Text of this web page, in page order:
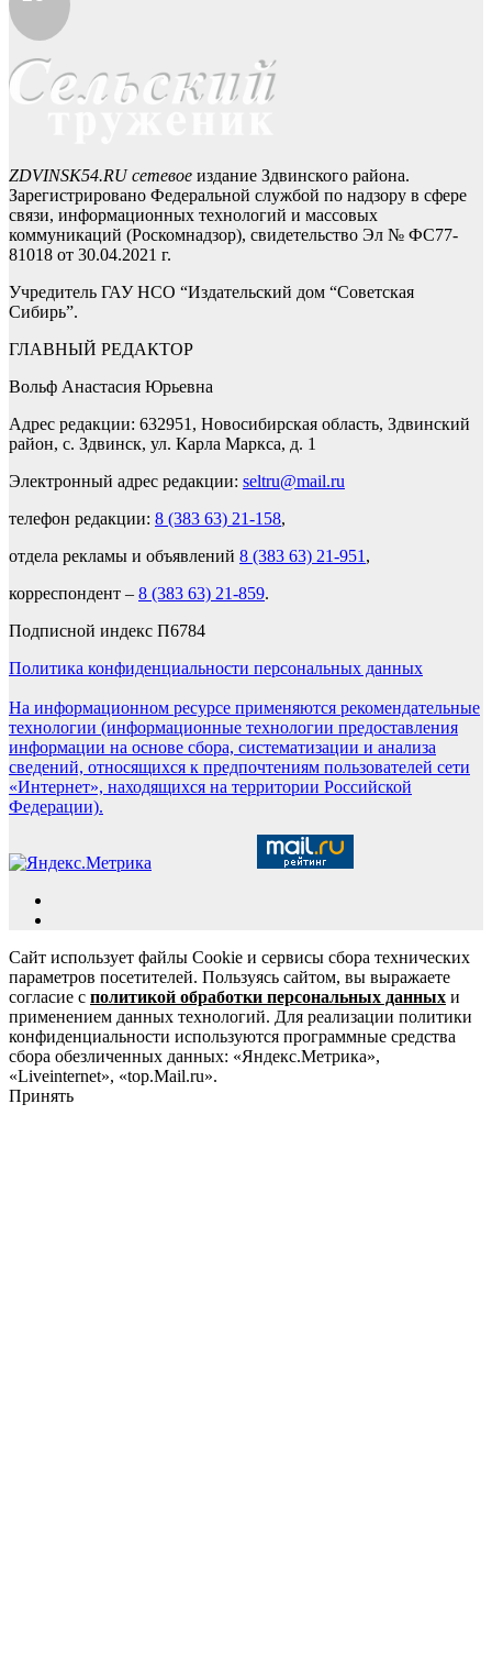
ZDVINSK54.RU сетевое издание Здвинского района.
Зарегистрировано Федеральной службой по надзору в сфере
связи, информационных технологий и массовых
коммуникаций (Роскомнадзор), свидетельство Эл № ФС77-
81018 от 30.04.2021 г.
Учредитель ГАУ НСО “Издательский дом “Советская
Сибирь”.
ГЛАВНЫЙ РЕДАКТОР
Вольф Анастасия Юрьевна
Адрес редакции: 632951, Новосибирская область, Здвинский
район, с. Здвинск, ул. Карла Маркса, д. 1
Электронный адрес редакции: seltru@mail.ru
телефон редакции: 8 (383 63) 21-158,
отдела рекламы и объявлений 8 (383 63) 21-951 ,
корреспондент – 8 (383 63) 21-859.
Подписной индекс П6784
Политика конфиденциальности персональных данных
На информационном ресурсе применяются рекомендательные
технологии (информационные технологии предоставления
информации на основе сбора, систематизации и анализа
сведений, относящихся к предпочтениям пользователей сети
«Интернет», находящихся на территории Российской
Федерации).
Сайт использует файлы Cookie и сервисы сбора технических
параметров посетителей. Пользуясь сайтом, вы выражаете
согласие с политикой обработки персональных данных и
применением данных технологий. Для реализации политики
конфиденциальности используются программные средства
сбора обезличенных данных: «Яндекс.Метрика»,
«Liveinternet», «top.Mail.ru».
Принять